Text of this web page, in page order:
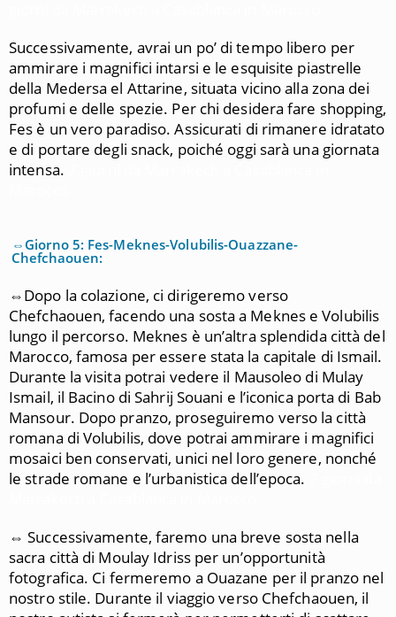
Successivamente, avrai un po’ di tempo libero per
ammirare i magnifici intarsi e le esquisite piastrelle
della Medersa el Attarine, situata vicino alla zona dei
profumi e delle spezie. Per chi desidera fare shopping,
Fes è un vero paradiso. Assicurati di rimanere idratato
e di portare degli snack, poiché oggi sarà una giornata
intensa.
⇔Giorno 5: Fes-Meknes-Volubilis-Ouazzane-
Chefchaouen:
⇔Dopo la colazione, ci dirigeremo verso
Chefchaouen, facendo una sosta a Meknes e Volubilis
lungo il percorso. Meknes è un’altra splendida città del
Marocco, famosa per essere stata la capitale di Ismail.
Durante la visita potrai vedere il Mausoleo di Mulay
Ismail, il Bacino di Sahrij Souani e l’iconica porta di Bab
Mansour. Dopo pranzo, proseguiremo verso la città
romana di Volubilis, dove potrai ammirare i magnifici
mosaici ben conservati, unici nel loro genere, nonché
le strade romane e l’urbanistica dell’epoca.
⇔ Successivamente, faremo una breve sosta nella
sacra città di Moulay Idriss per un’opportunità
fotografica. Ci fermeremo a Ouazane per il pranzo nel
nostro stile. Durante il viaggio verso Chefchaouen, il